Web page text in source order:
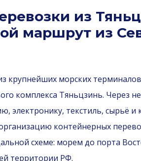
из
маршрут из
крупнейших морских
комплекса Тяньцзинь. Через
электронику, текстиль, сырьё
контейнерных
схеме: морем до порта
территории РФ.